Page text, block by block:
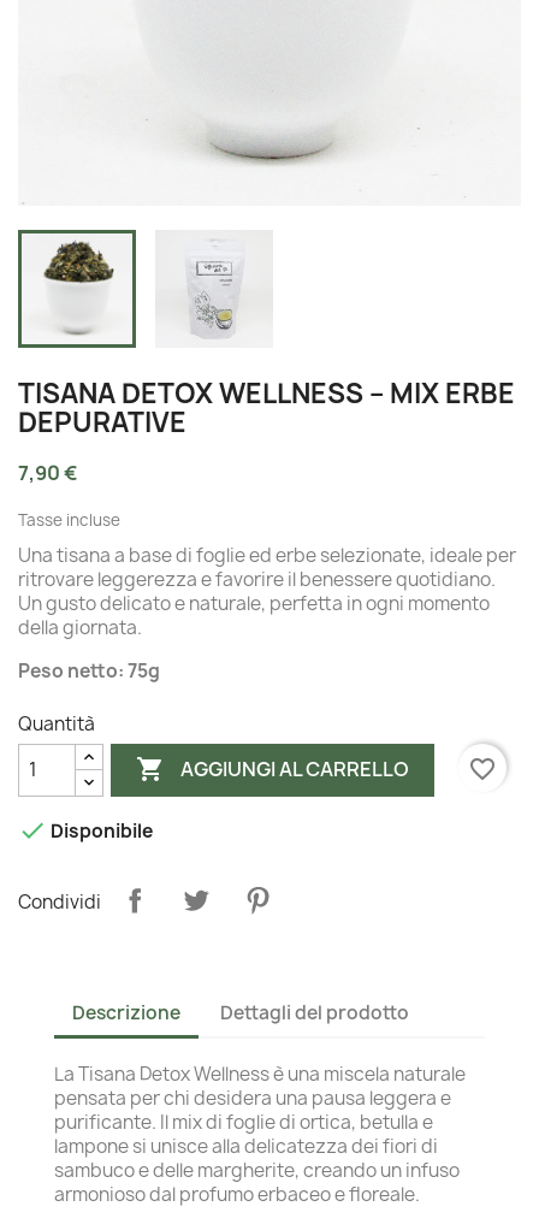
TISANA DETOX WELLNESS – MIX ERBE
DEPURATIVE
7,90 €
Tasse incluse
Una tisana a base di foglie ed erbe selezionate, ideale per
ritrovare leggerezza e favorire il benessere quotidiano.
Un gusto delicato e naturale, perfetta in ogni momento
della giornata.
Peso netto: 75g
Quantità
 AGGIUNGI AL CARRELLO favorite_border
 Disponibile
Condividi
Descrizione Dettagli del prodotto
La Tisana Detox Wellness è una miscela naturale
pensata per chi desidera una pausa leggera e
purificante. Il mix di foglie di ortica, betulla e
lampone si unisce alla delicatezza dei fiori di
sambuco e delle margherite, creando un infuso
armonioso dal profumo erbaceo e floreale.